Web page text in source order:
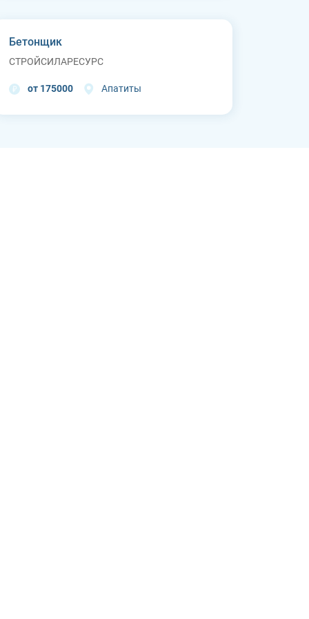
Бетонщик
СТРОЙСИЛАРЕСУРС
от 175000 Апатиты